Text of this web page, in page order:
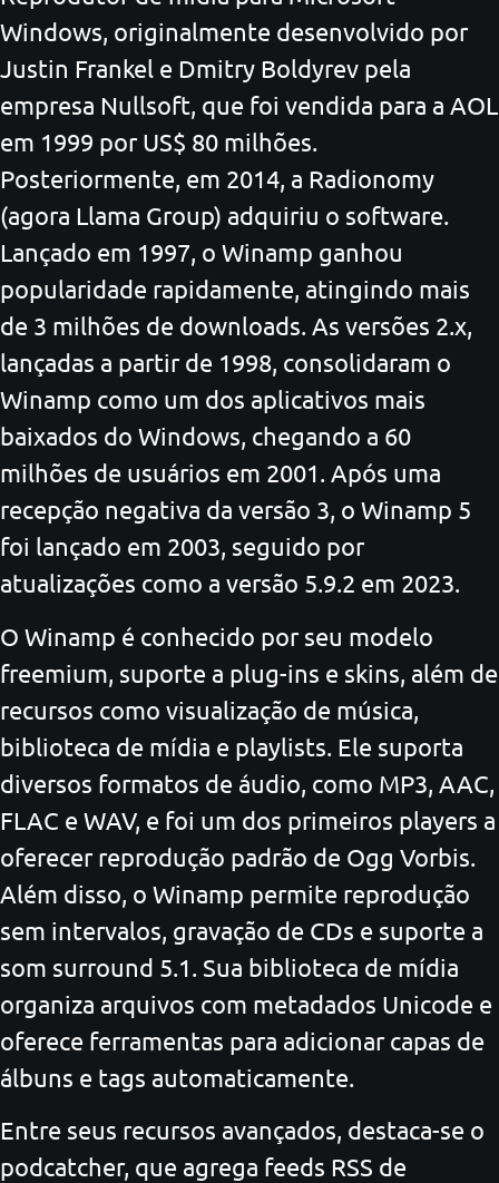
Windows, originalmente desenvolvido por
Justin Frankel e Dmitry Boldyrev pela
empresa Nullsoft, que foi vendida para a AOL
em 1999 por US$ 80 milhões.
Posteriormente, em 2014, a Radionomy
(agora Llama Group) adquiriu o software.
Lançado em 1997, o Winamp ganhou
popularidade rapidamente, atingindo mais
de 3 milhões de downloads. As versões 2.x,
lançadas a partir de 1998, consolidaram o
Winamp como um dos aplicativos mais
baixados do Windows, chegando a 60
milhões de usuários em 2001. Após uma
recepção negativa da versão 3, o Winamp 5
foi lançado em 2003, seguido por
atualizações como a versão 5.9.2 em 2023.
O Winamp é conhecido por seu modelo
freemium, suporte a plug-ins e skins, além de
recursos como visualização de música,
biblioteca de mídia e playlists. Ele suporta
diversos formatos de áudio, como MP3, AAC,
FLAC e WAV, e foi um dos primeiros players a
oferecer reprodução padrão de Ogg Vorbis.
Além disso, o Winamp permite reprodução
sem intervalos, gravação de CDs e suporte a
som surround 5.1. Sua biblioteca de mídia
organiza arquivos com metadados Unicode e
oferece ferramentas para adicionar capas de
álbuns e tags automaticamente.
Entre seus recursos avançados, destaca-se o
podcatcher, que agrega feeds RSS de